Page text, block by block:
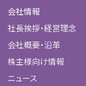
会社情報
社長挨拶・経営理念
会社概要・沿革
株主様向け情報
ニュース